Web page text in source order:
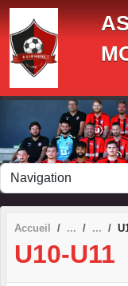
Accueil
U10-U11
Panneau de gestion